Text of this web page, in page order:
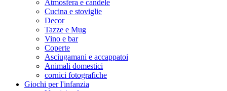
Atmosfera e candele
Cucina e stoviglie
Decor
Tazze e Mug
Vino e bar
Coperte
Asciugamani e accappatoi
Animali domestici
cornici fotografiche
Giochi per l'infanzia